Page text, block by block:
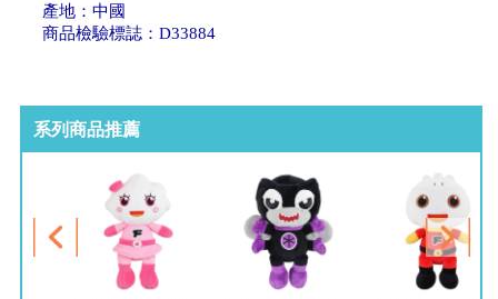
產地：中國
商品檢驗標誌：D33884
系列商品推薦